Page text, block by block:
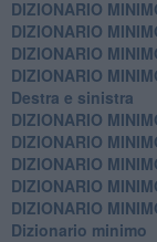
DIZIONARIO
DIZIONARIO
DIZIONARIO
DIZIONARIO
Destra e sinistra
DIZIONARIO
DIZIONARIO
DIZIONARIO
DIZIONARIO
DIZIONARIO
Dizionario minimo